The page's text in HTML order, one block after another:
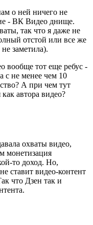
о ней ничего не
- ВК Видео днище.
так что я даже не
отстой или все же
заметила).
тот еще ребус -
с не менее чем 10
А при чем тут
автора видео?
охваты видео,
монетизация
то доход. Но,
ставит видео-контент
что Дзен так и